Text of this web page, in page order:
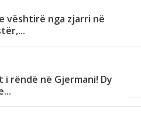
vështirë nga zjarri në
i rëndë në Gjermani! Dy